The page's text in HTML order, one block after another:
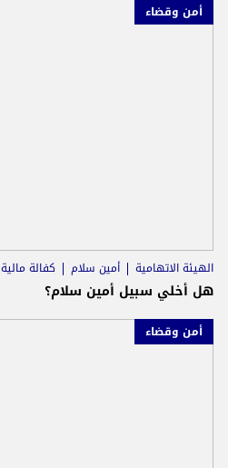
أمن وقضاء
الهيئة الاتهامية أمين سلام كفالة مالية
هل أُخلي سبيل أمين سلام؟
أمن وقضاء